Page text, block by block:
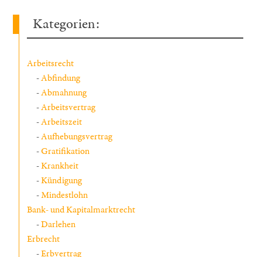
Kategorien:
Arbeitsrecht
Abfindung
Abmahnung
Arbeitsvertrag
Arbeitszeit
Aufhebungsvertrag
Gratifikation
Krankheit
Kündigung
Mindestlohn
Bank- und Kapitalmarktrecht
Darlehen
Erbrecht
Erbvertrag